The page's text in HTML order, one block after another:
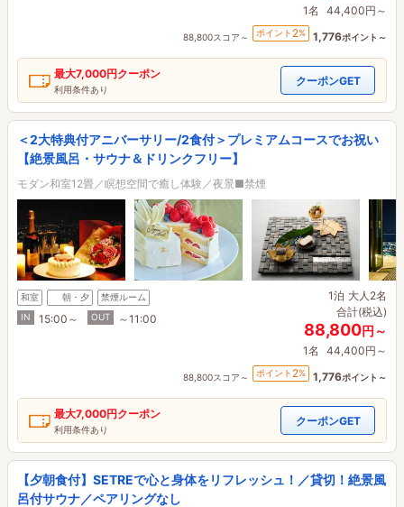
1名 44,400円～
88,800スコア～ ポイント 2% 1,776ポイント～
最大7,000円クーポン
利用条件あり
クーポンGET
＜2大特典付アニバーサリー/2食付＞プレミアムコースでお祝い
【絶景風呂・サウナ＆ドリンクフリー】
モダン和室12畳／瞑想空間で癒し体験／夜景■禁煙
和室 朝・夕
禁煙ルーム
IN
15:00～ OUT ～11:00
1泊 大人2名
合計(税込)
88,800円～
1名 44,400円～
88,800スコア～ ポイント 2% 1,776ポイント～
最大7,000円クーポン
利用条件あり
クーポンGET
【夕朝食付】SETREで心と身体をリフレッシュ！／貸切！絶景風
呂付サウナ／ペアリングなし